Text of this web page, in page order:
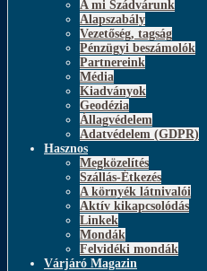
A mi Szádvárunk
Alapszabály
Vezetőség, tagság
Pénzügyi beszámolók
Partnereink
Média
Kiadványok
Geodézia
Állagvédelem
Adatvédelem (GDPR)
Hasznos
Megközelítés
Szállás-Étkezés
A környék látnivalói
Aktív kikapcsolódás
Linkek
Mondák
Felvidéki mondák
Várjáró Magazin